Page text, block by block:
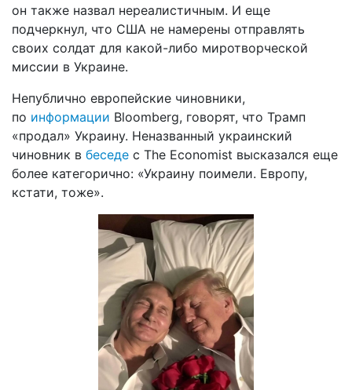
он также назвал нереалистичным. И еще
подчеркнул, что США не намерены отправлять
своих солдат для какой-либо миротворческой
миссии в Украине.
Непублично европейские чиновники,
по информации Bloomberg, говорят, что Трамп
«продал» Украину. Неназванный украинский
чиновник в беседе с The Economist высказался еще
более категорично: «Украину поимели. Европу,
кстати, тоже».